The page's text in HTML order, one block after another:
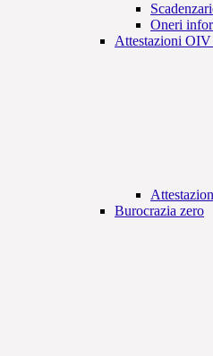
Oneri
Attestazioni OIV
Burocrazia zero